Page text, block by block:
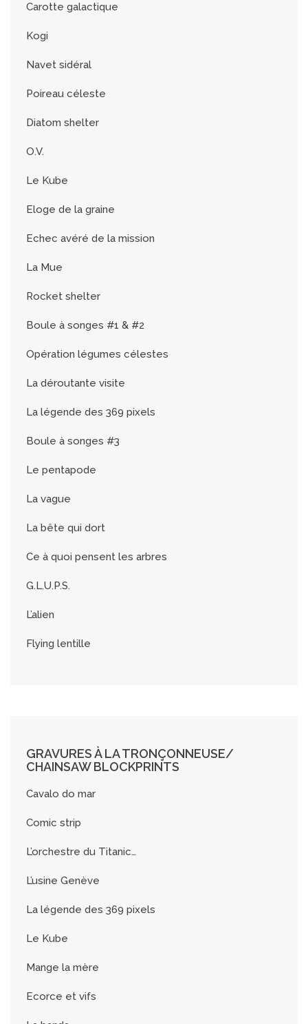
Carotte galactique
Kogi
Navet sidéral
Poireau céleste
Diatom shelter
O.V.
Le Kube
Eloge de la graine
Echec avéré de la mission
La Mue
Rocket shelter
Boule à songes #1 & #2
Opération légumes célestes
La déroutante visite
La légende des 369 pixels
Boule à songes #3
Le pentapode
La vague
La bête qui dort
Ce à quoi pensent les arbres
G.L.U.P.S.
L’alien
Flying lentille
GRAVURES À LA TRONÇONNEUSE/
CHAINSAW BLOCKPRINTS
Cavalo do mar
Comic strip
L’orchestre du Titanic…
L’usine Genève
La légende des 369 pixels
Le Kube
Mange la mère
Ecorce et vifs